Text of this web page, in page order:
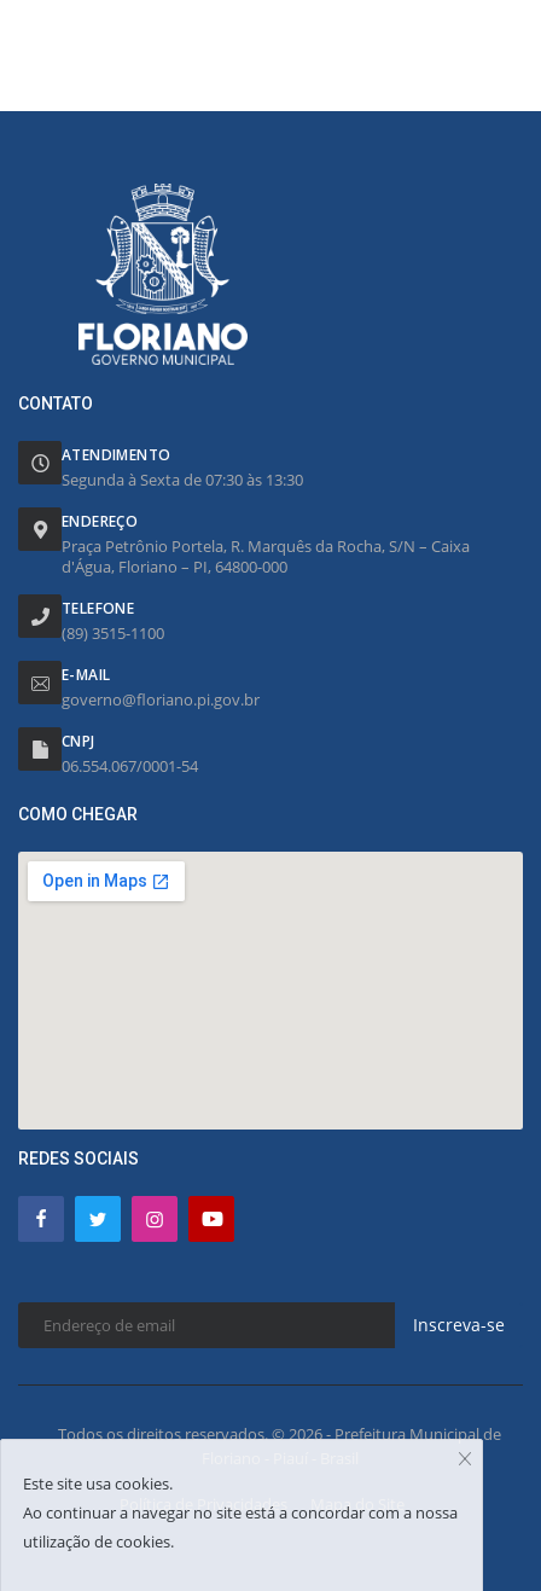
CONTATO
ATENDIMENTO
Segunda à Sexta de 07:30 às 13:30
ENDEREÇO
Praça Petrônio Portela, R. Marquês da Rocha, S/N – Caixa
d'Água, Floriano – PI, 64800-000
TELEFONE
(89) 3515-1100
E-MAIL
governo@floriano.pi.gov.br
CNPJ
06.554.067/0001-54
COMO CHEGAR
REDES SOCIAIS
Inscreva-se
Todos os direitos reservados. © 2026 - Prefeitura Municipal de
Política de Privacidades Mapa do Site
Este site usa cookies.
Ao continuar a navegar no site está a concordar com a nossa
utilização de cookies.